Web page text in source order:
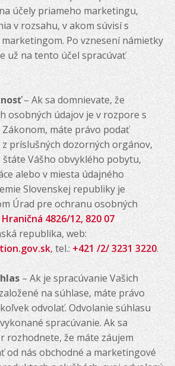
účely priameho marketingu,
v rozsahu, v akom súvisí s
Po vznesení námietky
už na tento účel spracúvať
– Ak sa domnievate, že
osobných údajov je v rozpore s
máte právo podať
príslušných dozorných orgánov,
štáte Vášho obvyklého pobytu,
alebo v miesta údajného
Slovenskej republiky je
Úrad pre ochranu osobných
Hraničná 4826/12, 820 07
republika, web:
, tel.: +421 /2/ 3231 3220.
– Ak je spracúvanie Vašich
na súhlase, máte právo
odvolať. Odvolanie súhlasu
spracúvanie. Ak sa
rozhodnete, že máte záujem
od nás obchodné a marketingové